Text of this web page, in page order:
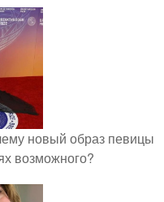
новый образ певицы
возможного?